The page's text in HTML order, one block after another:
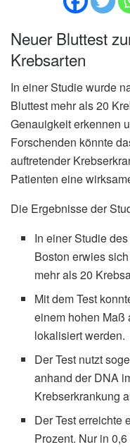
Neuer Bluttest
Krebsarten
In einer Studie wurde
Bluttest mehr als 20
Genauigkeit erkennen
Forschenden könnte
auftretender
Patienten eine
Die Ergebnisse der
In einer Studie
Boston erwies
mehr als 20
Mit dem Test
einem hohen Maß
lokalisiert werden.
Der Test nutzt
anhand der DNA
Krebserkrankung
Der Test erreichte
Prozent. Nur in